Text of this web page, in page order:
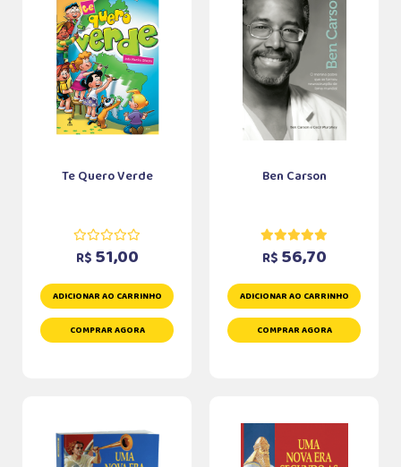
Te Quero Verde
R$ 51,00
ADICIONAR AO CARRINHO
COMPRAR AGORA
Ben Carson
R$ 56,70
ADICIONAR AO CARRINHO
COMPRAR AGORA